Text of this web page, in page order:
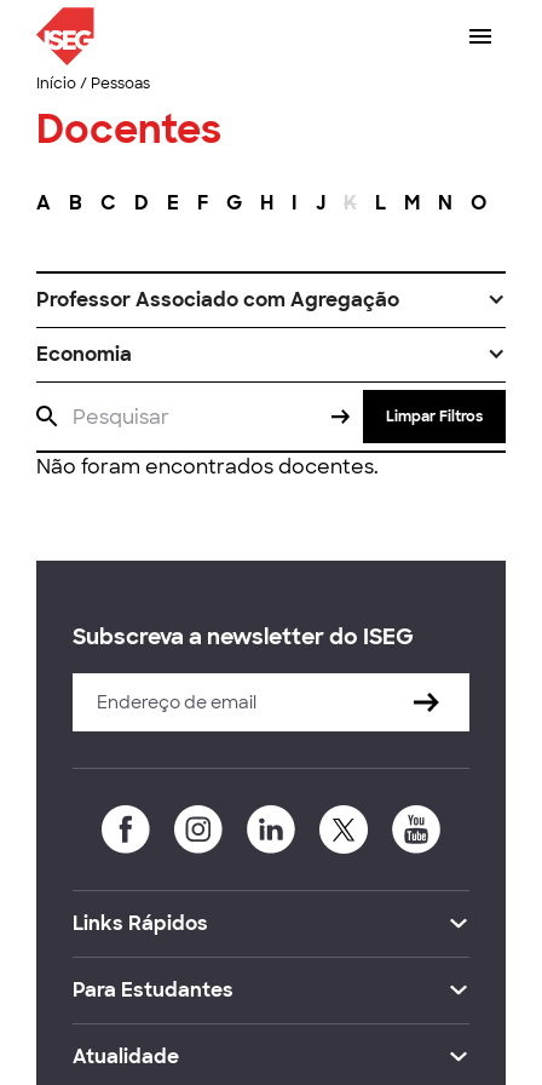
Início/ Pessoas
Docentes
A B C D E F G H I J K L M N O
Professor Associado com Agregação
Economia
Limpar Filtros
Não foram encontrados docentes.
Subscreva a newsletter do ISEG
Links Rápidos
Para Estudantes
Atualidade